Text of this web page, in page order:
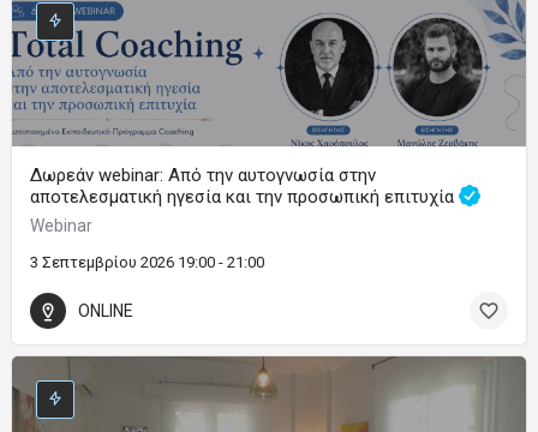
Δωρεάν webinar: Από την αυτογνωσία στην
αποτελεσματική ηγεσία και την προσωπική επιτυχία
Webinar
3 Σεπτεμβρίου 2026 19:00 - 21:00
ONLINE